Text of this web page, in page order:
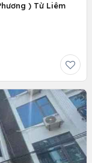
) Từ Liêm